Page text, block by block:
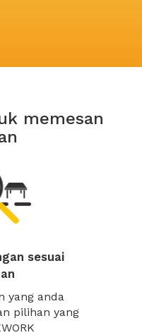
memesan
sesuai
yang anda
pilihan yang